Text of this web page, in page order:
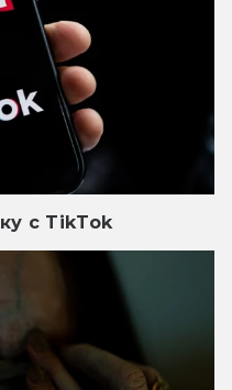
с TikTok